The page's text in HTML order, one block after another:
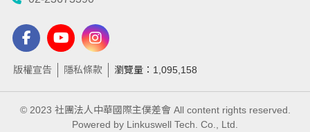
版權宣告 隱私條款 瀏覽量：1,095,158
© 2023 社團法人中華國際主僕差會 All content rights reserved.
Powered by Linkuswell Tech. Co., Ltd.